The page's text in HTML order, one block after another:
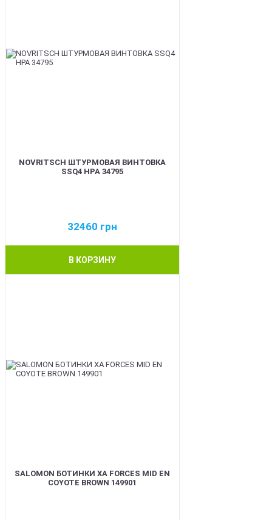
NOVRITSCH ШТУРМОВАЯ ВИНТОВКА
SSQ4 HPA 34795
32460 грн
В КОРЗИНУ
SALOMON БОТИНКИ XA FORCES MID EN
COYOTE BROWN 149901